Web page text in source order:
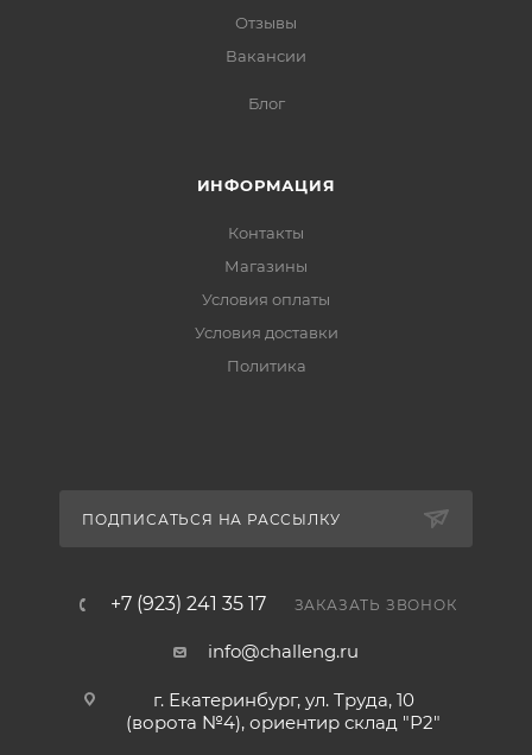
Отзывы
Вакансии
Блог
ИНФОРМАЦИЯ
Контакты
Магазины
Условия оплаты
Условия доставки
Политика
ПОДПИСАТЬСЯ НА РАССЫЛКУ
+7 (923) 241 35 17 ЗАКАЗАТЬ ЗВОНОК
info@challeng.ru
г. Екатеринбург, ул. Труда, 10
(ворота №4), ориентир склад "Р2"